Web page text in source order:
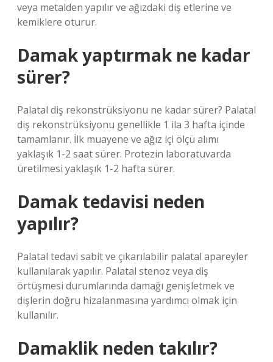
veya metalden yapılır ve ağızdaki diş etlerine ve
kemiklere oturur.
Damak yaptırmak ne kadar
sürer?
Palatal diş rekonstrüksiyonu ne kadar sürer? Palatal
diş rekonstrüksiyonu genellikle 1 ila 3 hafta içinde
tamamlanır. İlk muayene ve ağız içi ölçü alımı
yaklaşık 1-2 saat sürer. Protezin laboratuvarda
üretilmesi yaklaşık 1-2 hafta sürer.
Damak tedavisi neden
yapılır?
Palatal tedavi sabit ve çıkarılabilir palatal apareyler
kullanılarak yapılır. Palatal stenoz veya diş
örtüşmesi durumlarında damağı genişletmek ve
dişlerin doğru hizalanmasına yardımcı olmak için
kullanılır.
Damaklik neden takılır?